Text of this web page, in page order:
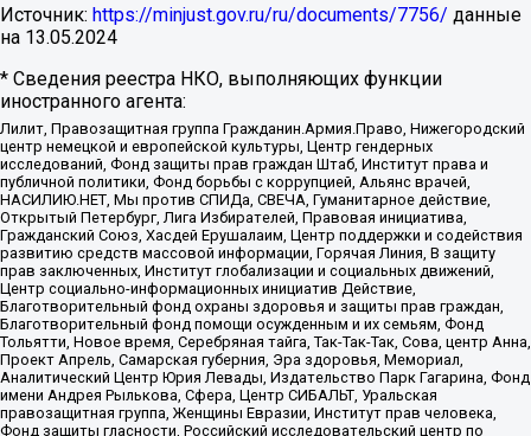
Источник: https://minjust.gov.ru/ru/documents/7756/ данные
на 13.05.2024
* Сведения реестра НКО, выполняющих функции
иностранного агента:
Лилит, Правозащитная группа Гражданин.Армия.Право, Нижегородский
центр немецкой и европейской культуры, Центр гендерных
исследований, Фонд защиты прав граждан Штаб, Институт права и
публичной политики, Фонд борьбы с коррупцией, Альянс врачей,
НАСИЛИЮ.НЕТ, Мы против СПИДа, СВЕЧА, Гуманитарное действие,
Открытый Петербург, Лига Избирателей, Правовая инициатива,
Гражданский Союз, Хасдей Ерушалаим, Центр поддержки и содействия
развитию средств массовой информации, Горячая Линия, В защиту
прав заключенных, Институт глобализации и социальных движений,
Центр социально-информационных инициатив Действие,
Благотворительный фонд охраны здоровья и защиты прав граждан,
Благотворительный фонд помощи осужденным и их семьям, Фонд
Тольятти, Новое время, Серебряная тайга, Так-Так-Так, Сова, центр Анна,
Проект Апрель, Самарская губерния, Эра здоровья, Мемориал,
Аналитический Центр Юрия Левады, Издательство Парк Гагарина, Фонд
имени Андрея Рылькова, Сфера, Центр СИБАЛЬТ, Уральская
правозащитная группа, Женщины Евразии, Институт прав человека,
Фонд защиты гласности, Российский исследовательский центр по